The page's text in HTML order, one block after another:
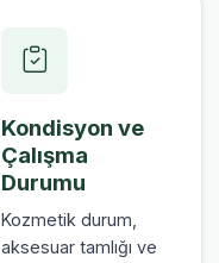
Kondisyon ve
Çalışma
Durumu
Kozmetik durum,
aksesuar tamlığı ve